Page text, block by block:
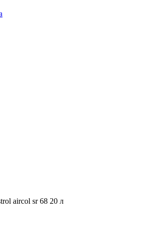
aircol sr 68 20 л